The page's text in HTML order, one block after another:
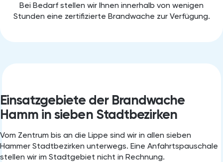
Bei Bedarf stellen wir Ihnen innerhalb von wenigen
Stunden eine zertifizierte Brandwache zur Verfügung.
Einsatzgebiete der Brandwache
Hamm in sieben Stadtbezirken
Vom Zentrum bis an die Lippe sind wir in allen sieben
Hammer Stadtbezirken unterwegs. Eine Anfahrtspauschale
stellen wir im Stadtgebiet nicht in Rechnung.